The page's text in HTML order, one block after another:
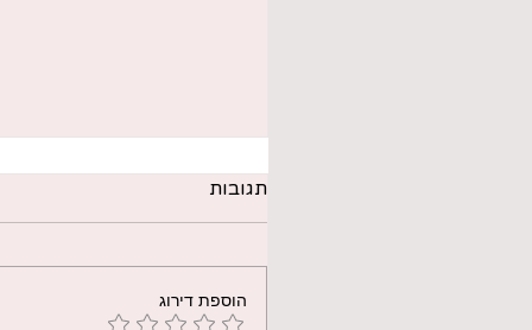
תגובות
הוספת דירוג